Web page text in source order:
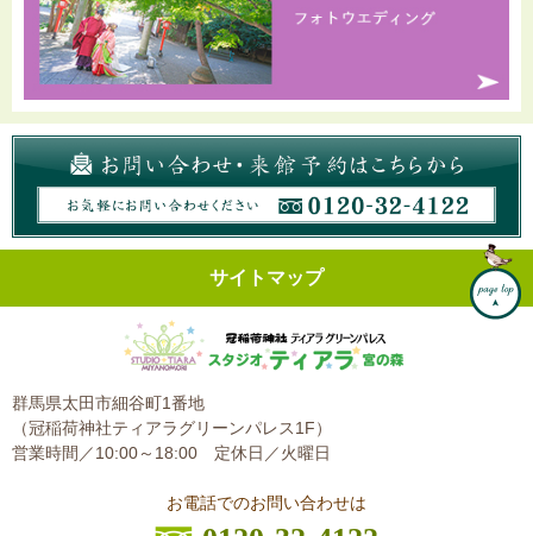
サイトマップ
群馬県太田市細谷町1番地
（冠稲荷神社ティアラグリーンパレス1F）
営業時間／10:00～18:00 定休日／火曜日
お電話でのお問い合わせは